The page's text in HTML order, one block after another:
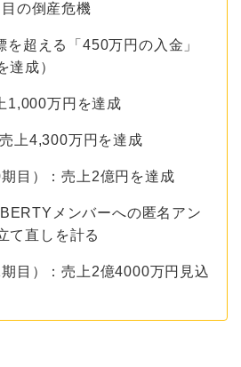
の倒産危機
超える「450万円の入金」
達成）
1,000万円を達成
上4,300万円を達成
目）：売上2億円を達成
メンバーへの匿名アン
て直しを計る
目）：売上2億4000万円見込